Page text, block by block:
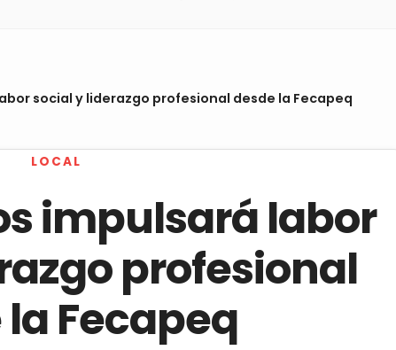
social y liderazgo profesional desde la Fecapeq
LOCAL
impulsará labor
profesional
Fecapeq